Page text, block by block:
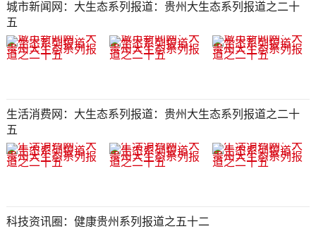
城市新闻网：大生态系列报道：贵州大生态系列报道之二十
五
生活消费网：大生态系列报道：贵州大生态系列报道之二十
五
科技资讯圈：健康贵州系列报道之五十二